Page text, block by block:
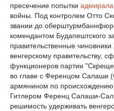
пресечение попытки адмирала
войны. Под контролем Отто
звании до
комендантом Будапештского
правительственные
венгерскому правительству,
функционеров партии
во главе с Ференцом Салаши
армянином по
Гитлером Ференц Салаши-
решимость удерживать